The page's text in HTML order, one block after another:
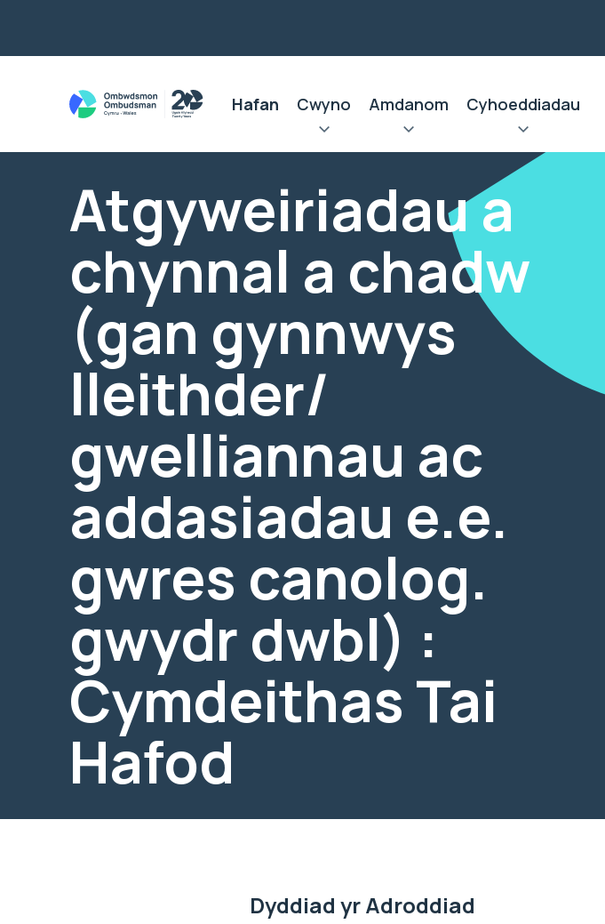
Hafan Cwyno Amdanom Cyhoeddiadau
Atgyweiriadau a
chynnal a chadw
(gan gynnwys
lleithder/
gwelliannau ac
addasiadau e.e.
gwres canolog.
gwydr dwbl) :
Cymdeithas Tai
Hafod
Dyddiad yr Adroddiad